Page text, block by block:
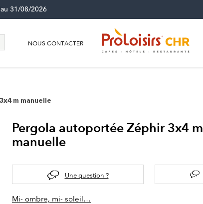
31/08/2026
NOUS CONTACTER
m manuelle
Pergola autoportée Zéphir 3x4 m
manuelle
Une question ?
Mi- ombre, mi- soleil…